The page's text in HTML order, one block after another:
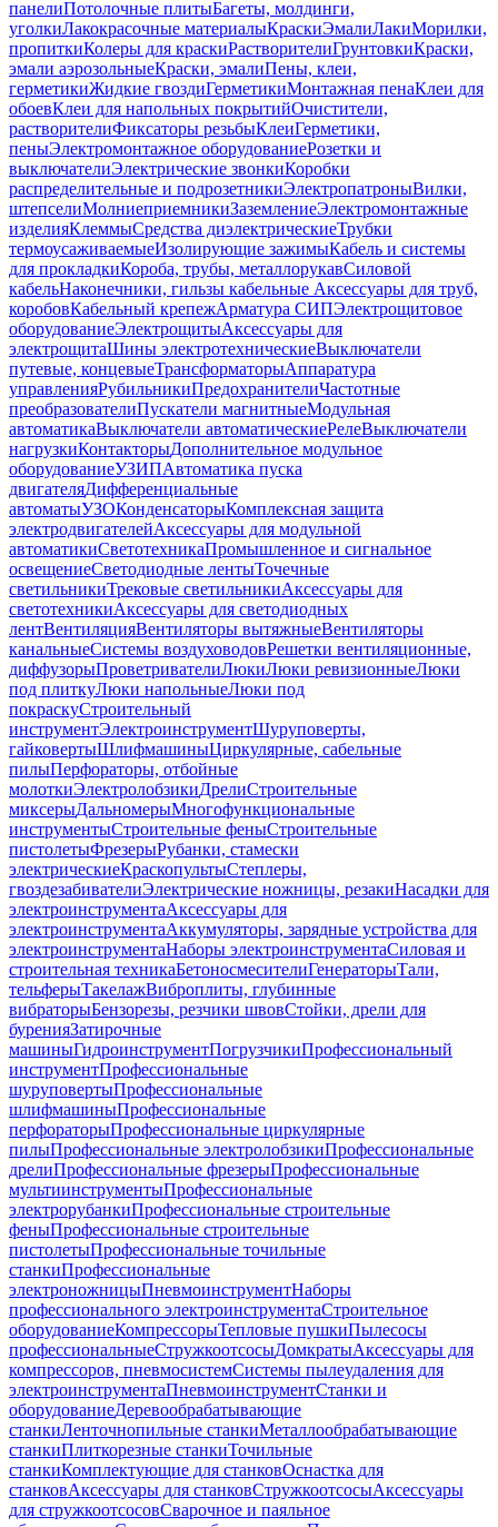
панелиПотолочные плитыБагеты, молдинги,
уголкиЛакокрасочные материалыКраскиЭмалиЛакиМорилки,
пропиткиКолеры для краскиРастворителиГрунтовкиКраски,
эмали аэрозольныеКраски, эмалиПены, клеи,
герметикиЖидкие гвоздиГерметикиМонтажная пенаКлеи для
обоевКлеи для напольных покрытийОчистители,
растворителиФиксаторы резьбыКлеиГерметики,
пеныЭлектромонтажное оборудованиеРозетки и
выключателиЭлектрические звонкиКоробки
распределительные и подрозетникиЭлектропатроныВилки,
штепселиМолниеприемникиЗаземлениеЭлектромонтажные
изделияКлеммыСредства диэлектрическиеТрубки
термоусаживаемыеИзолирующие зажимыКабель и системы
для прокладкиКороба, трубы, металлорукавСиловой
кабельНаконечники, гильзы кабельные Аксессуары для труб,
коробовКабельный крепежАрматура СИПЭлектрощитовое
оборудованиеЭлектрощитыАксессуары для
электрощитаШины электротехническиеВыключатели
путевые, концевыеТрансформаторыАппаратура
управленияРубильникиПредохранителиЧастотные
преобразователиПускатели магнитныеМодульная
автоматикаВыключатели автоматическиеРелеВыключатели
нагрузкиКонтакторыДополнительное модульное
оборудованиеУЗИПАвтоматика пуска
двигателяДифференциальные
автоматыУЗОКонденсаторыКомплексная защита
электродвигателейАксессуары для модульной
автоматикиСветотехникаПромышленное и сигнальное
освещениеСветодиодные лентыТочечные
светильникиТрековые светильникиАксессуары для
светотехникиАксессуары для светодиодных
лентВентиляцияВентиляторы вытяжныеВентиляторы
канальныеСистемы воздуховодовРешетки вентиляционные,
диффузорыПроветривателиЛюкиЛюки ревизионныеЛюки
под плиткуЛюки напольныеЛюки под
покраскуСтроительный
инструментЭлектроинструментШуруповерты,
гайковертыШлифмашиныЦиркулярные, сабельные
пилыПерфораторы, отбойные
молоткиЭлектролобзикиДрелиСтроительные
миксерыДальномерыМногофункциональные
инструментыСтроительные феныСтроительные
пистолетыФрезерыРубанки, стамески
электрическиеКраскопультыСтеплеры,
гвоздезабивателиЭлектрические ножницы, резакиНасадки для
электроинструментаАксессуары для
электроинструментаАккумуляторы, зарядные устройства для
электроинструментаНаборы электроинструментаСиловая и
строительная техникаБетоносмесителиГенераторыТали,
тельферыТакелажВиброплиты, глубинные
вибраторыБензорезы, резчики швовСтойки, дрели для
буренияЗатирочные
машиныГидроинструментПогрузчикиПрофессиональный
инструментПрофессиональные
шуруповертыПрофессиональные
шлифмашиныПрофессиональные
перфораторыПрофессиональные циркулярные
пилыПрофессиональные электролобзикиПрофессиональные
дрелиПрофессиональные фрезерыПрофессиональные
мультиинструментыПрофессиональные
электрорубанкиПрофессиональные строительные
феныПрофессиональные строительные
пистолетыПрофессиональные точильные
станкиПрофессиональные
электроножницыПневмоинструментНаборы
профессионального электроинструментаСтроительное
оборудованиеКомпрессорыТепловые пушкиПылесосы
профессиональныеСтружкоотсосыДомкратыАксессуары для
компрессоров, пневмосистемСистемы пылеудаления для
электроинструментаПневмоинструментСтанки и
оборудованиеДеревообрабатывающие
станкиЛенточнопильные станкиМеталлообрабатывающие
станкиПлиткорезные станкиТочильные
станкиКомплектующие для станковОснастка для
станковАксессуары для станковСтружкоотсосыАксессуары
для стружкоотсосовСварочное и паяльное